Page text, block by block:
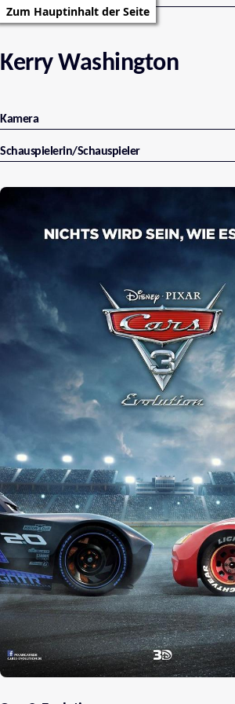
Zum Hauptinhalt der Seite
Kerry Washington
Kamera
Schauspielerin/Schauspieler